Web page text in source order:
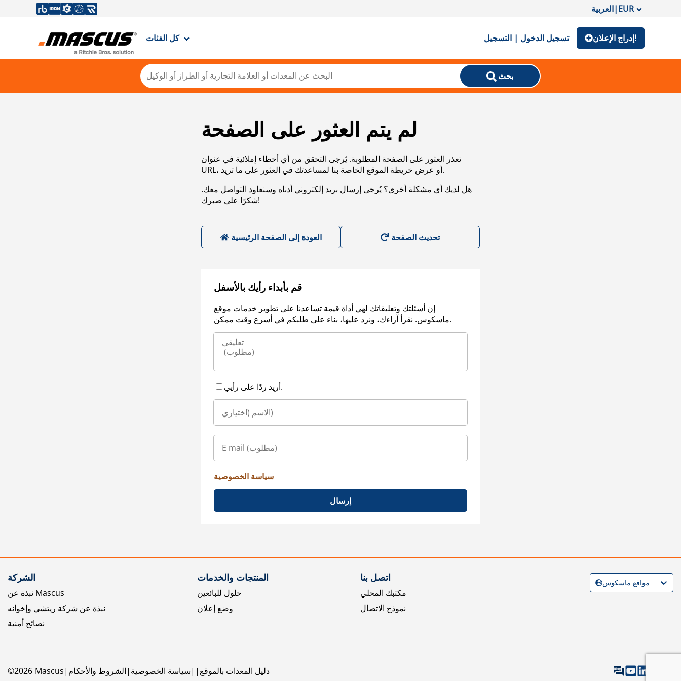
العربية|EUR
كل الفئات تسجيل الدخول | التسجيل إدراج الإعلان!
بحث
لم يتم العثور على الصفحة
تعذر العثور على الصفحة المطلوبة. يُرجى التحقق من أي أخطاء إملائية في عنوان
URL، أو عرض خريطة الموقع الخاصة بنا لمساعدتك في العثور على ما تريد.
هل لديك أي مشكلة أخرى؟ يُرجى إرسال بريد إلكتروني أدناه وسنعاود التواصل معك.
شكرًا على صبرك!
العودة إلى الصفحة الرئيسية
قم بأبداء رأيك بالأسفل
إن أسئلتك وتعليقاتك لهي أداة قيمة تساعدنا على تطوير خدمات موقع
ماسكوس. نقرأ آراءك، ونرد عليها، بناء على طلبكم في أسرع وقت ممكن.
أريد ردًا على رأيي.
سياسة الخصوصية
إرسال
الشركة
نبذة عن Mascus
نبذة عن شركة ريتشي وإخوانه
نصائح أمنية
المنتجات والخدمات
حلول للبائعين
وضع إعلان
اتصل بنا
مكتبك المحلي
نموذج الاتصال
©2026 Mascus الشروط والأحكام سياسة الخصوصية دليل المعدات بالموقع
مواقع ماسكوس